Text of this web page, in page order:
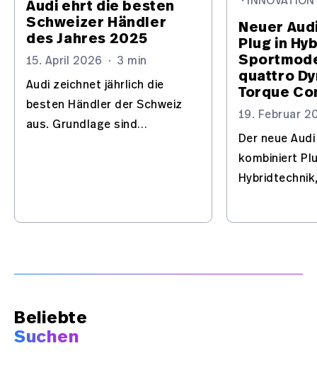
Audi ehrt die besten
Schweizer Händler
des Jahres 2025
15. April 2026 · 3 min
Audi zeichnet jährlich die
besten Händler der Schweiz
aus. Grundlage sind
Neuer
Plug in
quattro
Torque
19. Februar
Der neue Audi
kombiniert
Performance
Beliebte
Suchen